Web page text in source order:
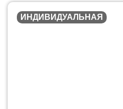
ИНДИВИДУАЛЬНАЯ